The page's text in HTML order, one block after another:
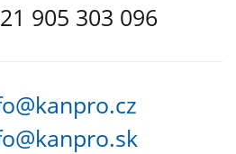
905 303 096